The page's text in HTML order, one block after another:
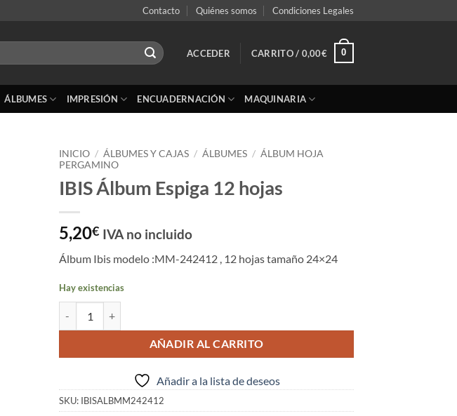
Contacto Quiénes somos Condiciones Legales
ACCEDER CARRITO / 0,00€ 0
ÁLBUMES IMPRESIÓN ENCUADERNACIÓN MAQUINARIA
INICIO / ÁLBUMES Y CAJAS / ÁLBUMES / ÁLBUM HOJA
PERGAMINO
IBIS Álbum Espiga 12 hojas
5,20€ IVA no incluido
Álbum Ibis modelo :MM-242412 , 12 hojas tamaño 24×24
Hay existencias
AÑADIR AL CARRITO
Añadir a la lista de deseos
SKU: IBISALBMM242412